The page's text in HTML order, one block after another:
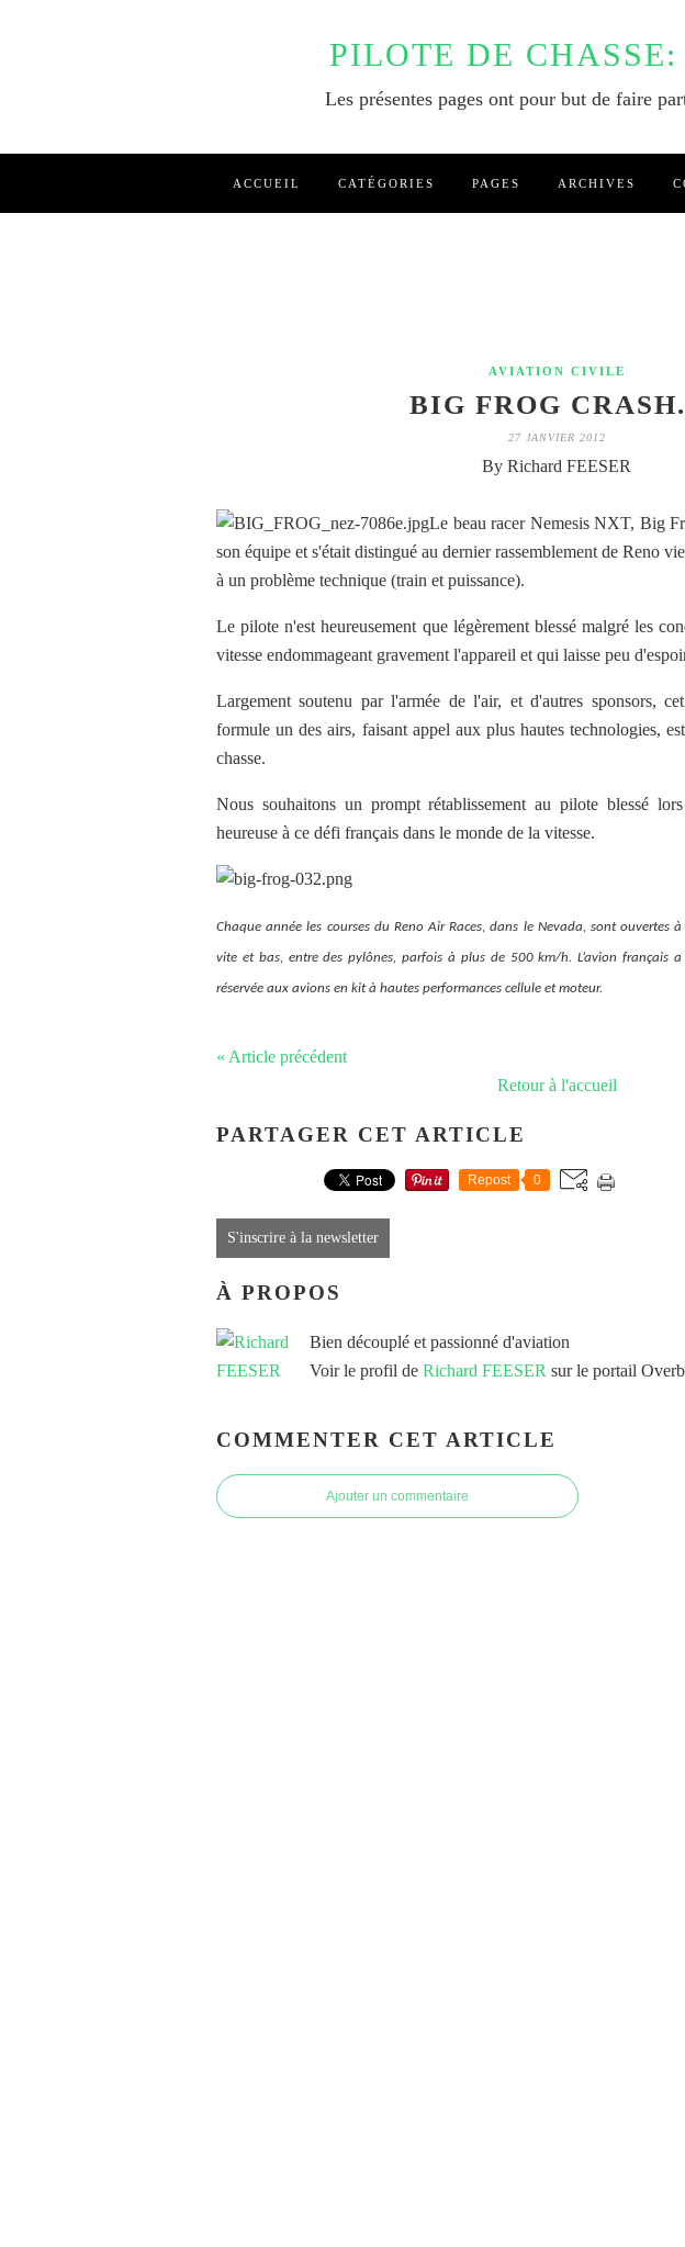
PILOTE DE
Les présentes pages ont pour but de faire
ACCUEIL CATÉGORIES PAGES ARCHIVES
AVIATION CIVILE
BIG FROG
27 JANVIER 2012
By Richard FEESER
Le beau racer Nemesis NXT, Big
son équipe et s'était distingué au dernier rassemblement de Reno
à un problème technique (train et puissance).
Le pilote n'est heureusement que légèrement blessé malgré les
vitesse endommageant gravement l'appareil et qui laisse peu
Largement soutenu par l'armée de l'air, et d'autres sponsors,
formule un des airs, faisant appel aux plus hautes technologies,
chasse.
Nous souhaitons un prompt rétablissement au pilote blessé
heureuse à ce défi français dans le monde de la vitesse.
Chaque année les courses du Reno Air Races, dans le Nevada, sont ouvertes
vite et bas, entre des pylônes, parfois à plus de 500 km/h. L’avion français
réservée aux avions en kit à hautes performances cellule et moteur.
« Article précédent
Retour à l'accueil
PARTAGER CET ARTICLE
Repost 0
S'inscrire à la newsletter
À PROPOS
Bien découplé et passionné d'aviation
Voir le profil de Richard FEESER sur le portail
COMMENTER CET ARTICLE
Ajouter un commentaire